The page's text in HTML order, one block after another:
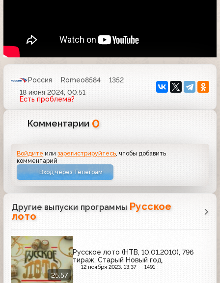
Россия Romeo8584
1352
18 июня 2024, 00:51
Есть проблема?
Комментарии 0
Войдите илизарегистрируйтесь , чтобы добавить
комментарий
Вход через Телеграм
Другие выпуски программы Русское
лото
25:57
Русское лото (НТВ, 10.01.2010), 796
тираж. Старый Новый год.
12 ноября 2023, 13:37 1491